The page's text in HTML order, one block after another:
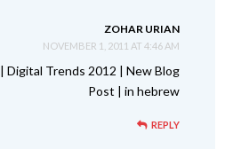
ZOHAR URIAN
NOVEMBER 1, 2011 AT 4:46 AM
| Digital Trends 2012 | New Blog
Post | in hebrew
REPLY